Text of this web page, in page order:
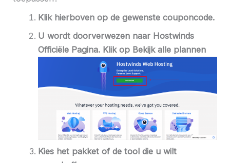
Klik hierboven op de gewenste couponcode.
U wordt doorverwezen naar Hostwinds
Officiële Pagina. Klik op Bekijk alle plannen
Kies het pakket of de tool die u wilt